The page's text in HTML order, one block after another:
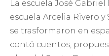
La escuela José
escuela Arcelia Rivero
se trasformaron en
contó cuentos,